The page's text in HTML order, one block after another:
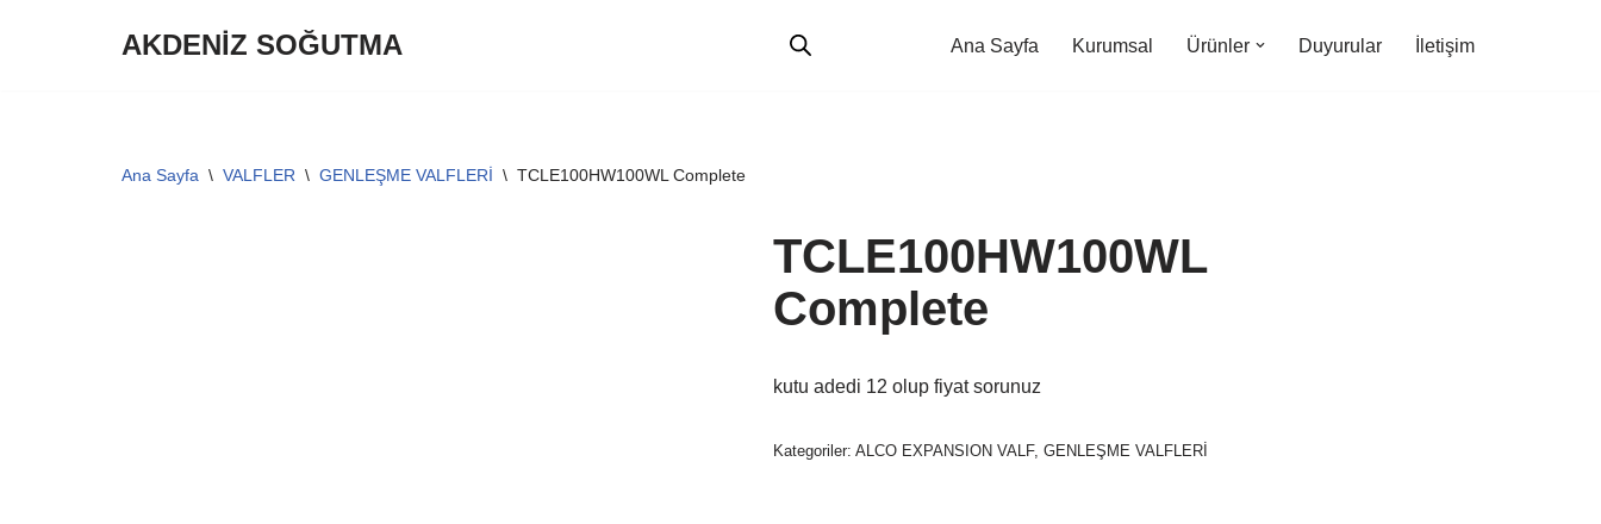
AKDENİZ SOĞUTMA Ana Sayfa Kurumsal Ürünler Duyurular İletişim
Ana Sayfa \ VALFLER \ GENLEŞME VALFLERİ \ TCLE100HW100WL Complete
TCLE100HW100WL
Complete
kutu adedi 12 olup fiyat sorunuz
Kategoriler:ALCO EXPANSION VALF,GENLEŞME VALFLERİ